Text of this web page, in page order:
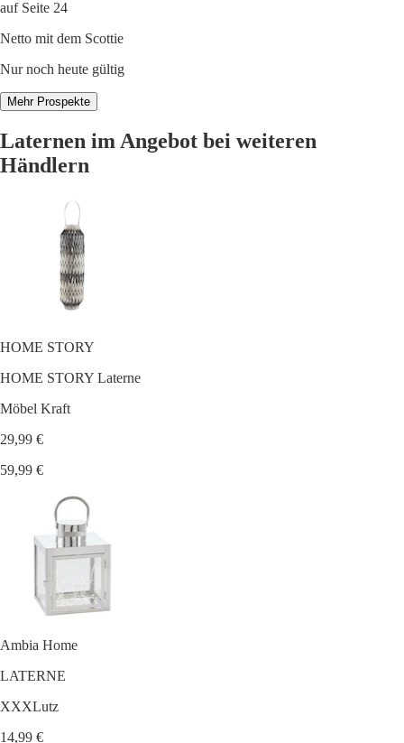
auf Seite 24
Netto mit dem Scottie
Nur noch heute gültig
Mehr Prospekte
Laternen im Angebot bei weiteren
Händlern
HOME STORY
HOME STORY Laterne
Möbel Kraft
29,99 €
59,99 €
Ambia Home
LATERNE
XXXLutz
14,99 €